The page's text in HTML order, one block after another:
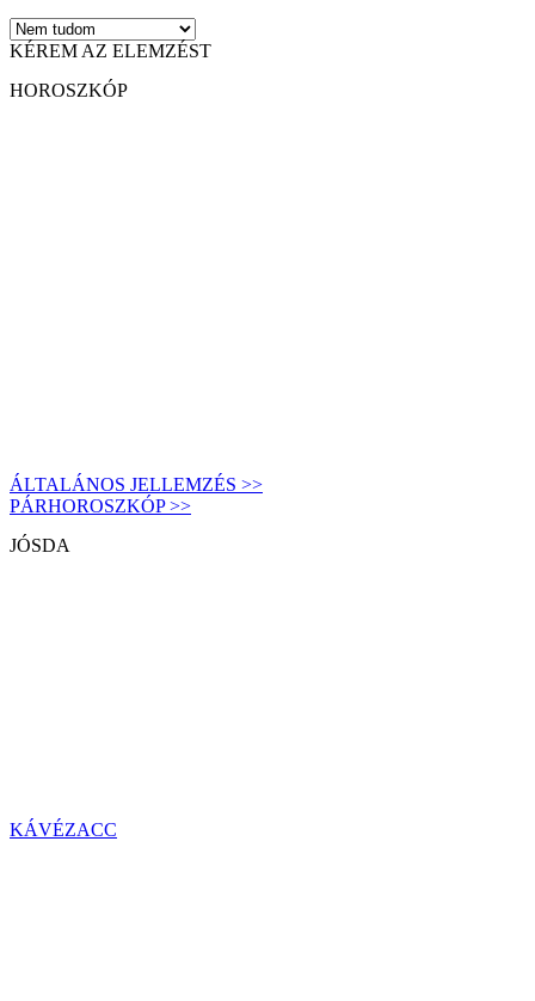
KÉREM AZ ELEMZÉST
HOROSZKÓP
ÁLTALÁNOS JELLEMZÉS >>
PÁRHOROSZKÓP >>
JÓSDA
KÁVÉZACC